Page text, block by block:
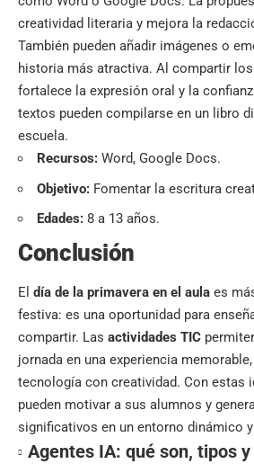
creatividad literaria y mejora la
También pueden añadir imágenes o
historia más atractiva. Al compartir
fortalece la expresión oral y la
textos pueden compilarse en un libro
escuela.
Recursos: Word, Google Docs.
Objetivo: Fomentar la escritura
Edades: 8 a 13 años.
Conclusión
El día de la primavera en el aula es
festiva: es una oportunidad para
compartir. Las actividades TIC
jornada en una experiencia
tecnología con creatividad. Con estas
pueden motivar a sus alumnos y
significativos en un entorno dinámico
Agentes IA: qué son, tipos